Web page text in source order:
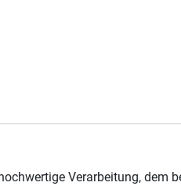
Verarbeitung, dem